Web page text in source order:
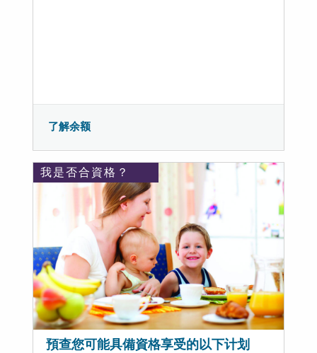
了解余额
我是否合資格？
預查您可能具備資格享受的以下计划